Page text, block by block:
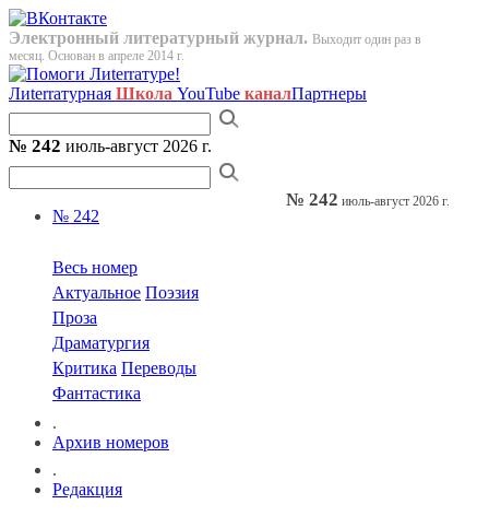
Электронный литературный журнал. Выходит один раз в
месяц. Основан в апреле 2014 г.
Лиterraтурная Школа YouTube каналПартнеры
№ 242 июль-август 2026 г.
№ 242
Весь номер
Актуальное Поэзия
Проза
Драматургия
Критика Переводы
Фантастика
.
Архив номеров
.
Редакция
№ 242 июль-август 2026 г.